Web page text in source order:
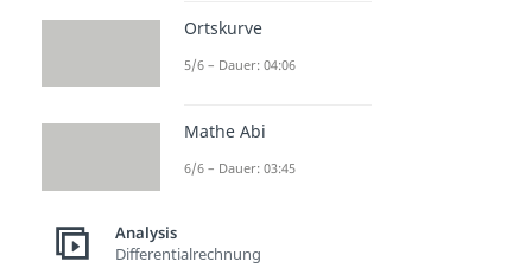
Ortskurve
5/6 – Dauer: 04:06
Mathe Abi
6/6 – Dauer: 03:45
Analysis
Differentialrechnung